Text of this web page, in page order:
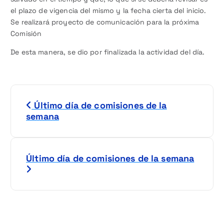
el plazo de vigencia del mismo y la fecha cierta del inicio.
Se realizará proyecto de comunicación para la próxima
Comisión
De esta manera, se dio por finalizada la actividad del día.
Último día de comisiones de la
semana
Último día de comisiones de la semana